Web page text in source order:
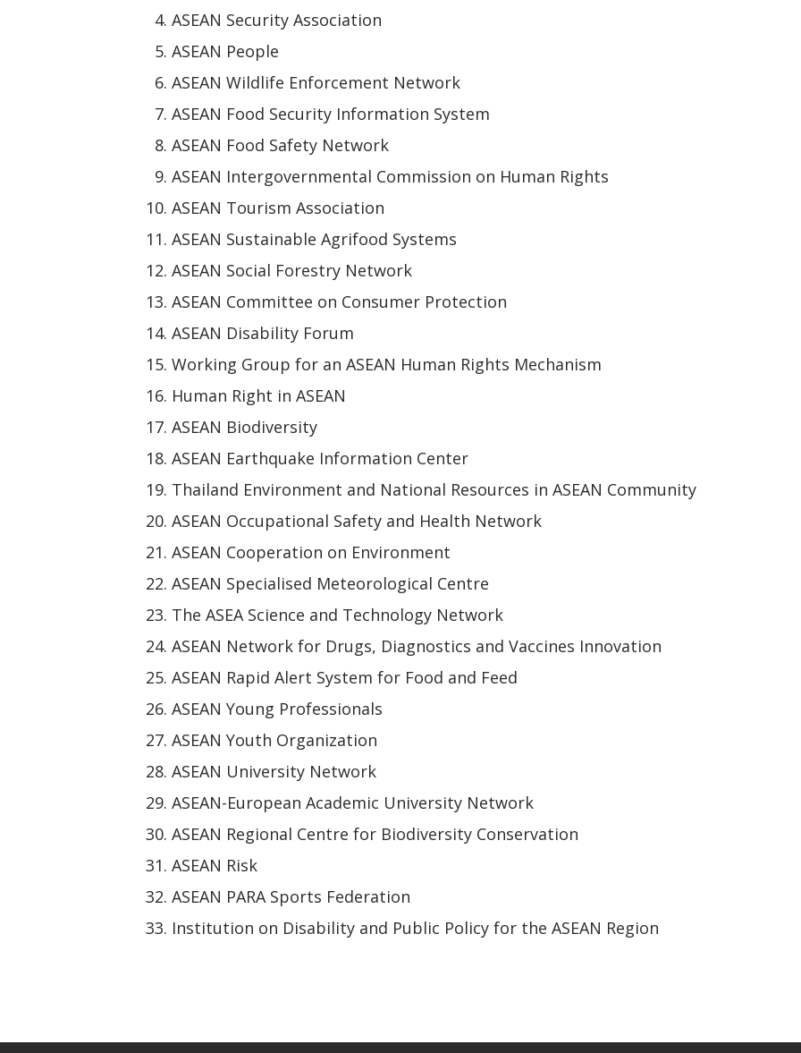
ASEAN Security Association
ASEAN People
ASEAN Wildlife Enforcement Network
ASEAN Food Security Information System
ASEAN Food Safety Network
ASEAN Intergovernmental Commission on Human Rights
ASEAN Tourism Association
ASEAN Sustainable Agrifood Systems
ASEAN Social Forestry Network
ASEAN Committee on Consumer Protection
ASEAN Disability Forum
Working Group for an ASEAN Human Rights Mechanism
Human Right in ASEAN
ASEAN Biodiversity
ASEAN Earthquake Information Center
Thailand Environment and National Resources in ASEAN Community
ASEAN Occupational Safety and Health Network
ASEAN Cooperation on Environment
ASEAN Specialised Meteorological Centre
The ASEA Science and Technology Network
ASEAN Network for Drugs, Diagnostics and Vaccines Innovation
ASEAN Rapid Alert System for Food and Feed
ASEAN Young Professionals
ASEAN Youth Organization
ASEAN University Network
ASEAN-European Academic University Network
ASEAN Regional Centre for Biodiversity Conservation
ASEAN Risk
ASEAN PARA Sports Federation
Institution on Disability and Public Policy for the ASEAN Region